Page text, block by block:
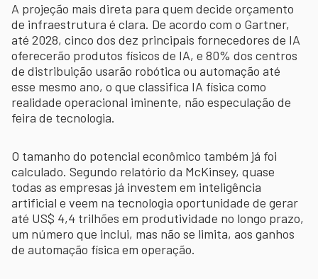
A projeção mais direta para quem decide orçamento
de infraestrutura é clara. De acordo com o Gartner,
até 2028, cinco dos dez principais fornecedores de IA
oferecerão produtos físicos de IA, e 80% dos centros
de distribuição usarão robótica ou automação até
esse mesmo ano, o que classifica IA física como
realidade operacional iminente, não especulação de
feira de tecnologia.
O tamanho do potencial econômico também já foi
calculado. Segundo relatório da McKinsey, quase
todas as empresas já investem em inteligência
artificial e veem na tecnologia oportunidade de gerar
até US$ 4,4 trilhões em produtividade no longo prazo,
um número que inclui, mas não se limita, aos ganhos
de automação física em operação.